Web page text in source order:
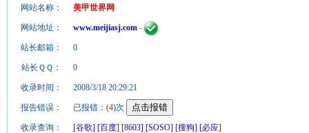
网站名称：
美甲世界网
网站地址： www.meijiasj.com -
站长邮箱： 0
站长ＱＱ： 0
收录时间： 2008/3/18 20:29:21
报告错误： 已报错：(4)次
收录查询： [谷歌] [百度] [8603] [SOSO] [搜狗] [必应]